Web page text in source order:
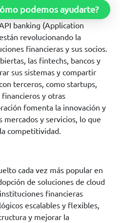
banking (Application
revolucionando la
financieras y sus socios.
las fintechs, bancos y
sus sistemas y compartir
terceros, como startups,
y otras
fomenta la innovación y
mercados y servicios, lo que
competitividad.
cada vez más popular en
de soluciones de cloud
financieras
escalables y flexibles,
y mejorar la
podemos ayudarte?